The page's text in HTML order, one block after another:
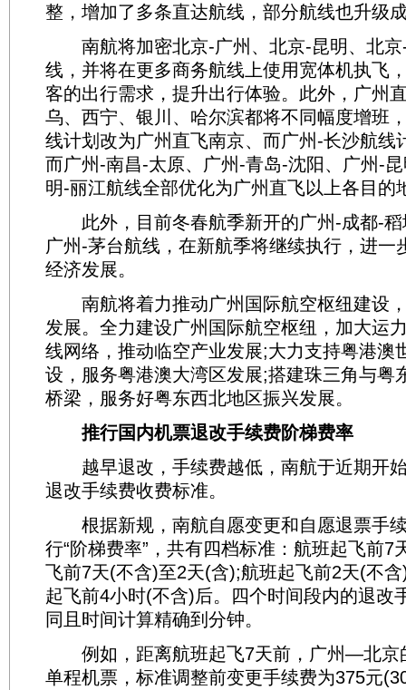
整，增加了多条直达航线，部分航线也升级
南航将加密北京-广州、北京-昆明、北京
线，并将在更多商务航线上使用宽体机执飞
客的出行需求，提升出行体验。此外，广州
乌、西宁、银川、哈尔滨都将不同幅度增班
线计划改为广州直飞南京、而广州-长沙航线
而广州-南昌-太原、广州-青岛-沈阳、广州-
明-丽江航线全部优化为广州直飞以上各目的
此外，目前冬春航季新开的广州-成都-稻
广州-茅台航线，在新航季将继续执行，进一
经济发展。
南航将着力推动广州国际航空枢纽建设
发展。全力建设广州国际航空枢纽，加大运
线网络，推动临空产业发展;大力支持粤港澳
设，服务粤港澳大湾区发展;搭建珠三角与粤
桥梁，服务好粤东西北地区振兴发展。
推行国内机票退改手续费阶梯费率
越早退改，手续费越低，南航于近期开
退改手续费收费标准。
根据新规，南航自愿变更和自愿退票手
行“阶梯费率”，共有四档标准：航班起飞前7
飞前7天(不含)至2天(含);航班起飞前2天(不
起飞前4小时(不含)后。四个时间段内的退改
同且时间计算精确到分钟。
例如，距离航班起飞7天前，广州—北京
单程机票，标准调整前变更手续费为375元